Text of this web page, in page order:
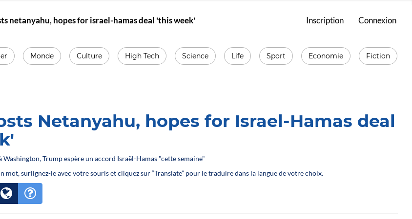
netanyahu, hopes for israel-hamas deal 'this week' Inscription Connexion
Monde Culture High Tech Science Life Sport Economie Fiction
Netanyahu, hopes for Israel-Hamas deal
Washington, Trump espère un accord Israël-Hamas "cette semaine"
mot, surlignez-le avec votre souris et cliquez sur “Translate” pour le traduire dans la langue de votre choix.